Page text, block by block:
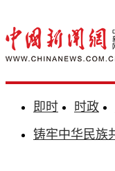
即时 时政
铸牢中华民族